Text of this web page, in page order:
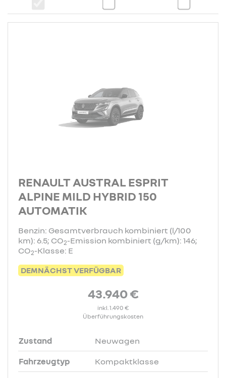
RENAULT AUSTRAL ESPRIT
ALPINE MILD HYBRID 150
AUTOMATIK
Benzin: Gesamtverbrauch kombiniert (l/100
km): 6.5; CO2-Emission kombiniert (g/km): 146;
CO2-Klasse: E
DEMNÄCHST VERFÜGBAR
43.940 €
inkl. 1.490 €
Überführungskosten
Zustand Neuwagen
Fahrzeugtyp Kompaktklasse